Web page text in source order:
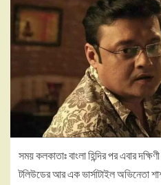
সময় কলকাতাঃ বাংলা হিন্দির পর এবার
টলিউডের আর এক ভার্সাটাইল অভিনেতা